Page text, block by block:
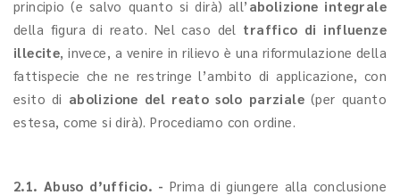
principio (e salvo quanto si dirà) all’ abolizione integrale
della figura di reato. Nel caso del traffico di influenze
illecite, invece, a venire in rilievo è una riformulazione della
fattispecie che ne restringe l’ambito di applicazione, con
esito di abolizione del reato solo parziale (per quanto
estesa, come si dirà). Procediamo con ordine.
2.1. Abuso d’ufficio. - Prima di giungere alla conclusione